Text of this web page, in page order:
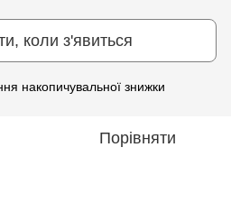
коли з'явиться
накопичувальної знижки
Порівняти